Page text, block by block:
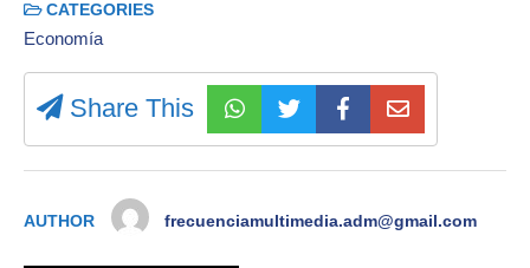
CATEGORIES
Economía
Share This
AUTHOR frecuenciamultimedia.adm@gmail.com